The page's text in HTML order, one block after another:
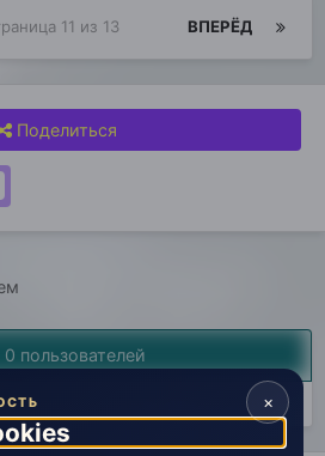
ВПЕРЁД
11 из 13
Поделиться
0 пользователей
эту страницу.×